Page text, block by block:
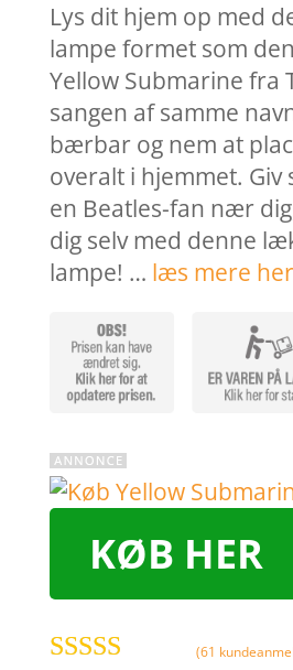
Lys dit hjem op med
lampe formet som
Yellow Submarine fra
sangen af samme
bærbar og nem at
overalt i hjemmet. Giv
en Beatles-fan nær
dig selv med denne
lampe! … læs mere her
KØB HER
(61